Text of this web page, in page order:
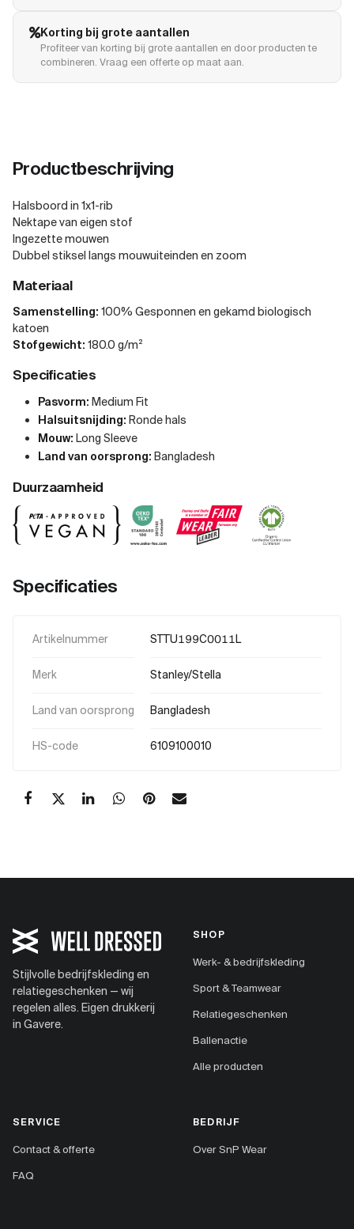
Korting bij grote aantallen
Profiteer van korting bij grote aantallen en door producten te
combineren. Vraag een offerte op maat aan.
Productbeschrijving
Halsboord in 1x1-rib
Nektape van eigen stof
Ingezette mouwen
Dubbel stiksel langs mouwuiteinden en zoom
Materiaal
Samenstelling: 100% Gesponnen en gekamd biologisch
katoen
Stofgewicht: 180.0 g/m²
Specificaties
Pasvorm: Medium Fit
Halsuitsnijding: Ronde hals
Mouw: Long Sleeve
Land van oorsprong: Bangladesh
Duurzaamheid
Specificaties
Artikelnummer STTU199C0011L
Merk Stanley/Stella
Land van oorsprong Bangladesh
HS-code 6109100010
Stijlvolle bedrijfskleding en
relatiegeschenken — wij
regelen alles. Eigen drukkerij
in Gavere.
SHOP
Werk- & bedrijfskleding
Sport & Teamwear
Relatiegeschenken
Ballenactie
Alle producten
SERVICE
Contact & offerte
FAQ
BEDRIJF
Over SnP Wear